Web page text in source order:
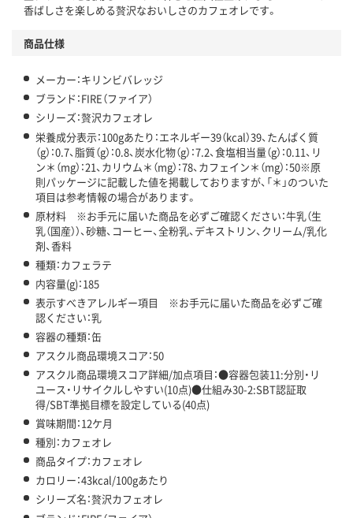
アスクル商品環境スコア詳細／加点項目
」で確認できます。
香ばしさを楽しめる贅沢なおいしさのカフェオレです。
商品仕様
メーカー：キリンビバレッジ
ブランド：FIRE（ファイア）
シリーズ：贅沢カフェオレ
栄養成分表示：100gあたり：エネルギー39（kcal）39、たんぱく質
（g）：0.7、脂質（g）：0.8、炭水化物（g）：7.2、食塩相当量（g）：0.11、リ
ン＊（mg）：21、カリウム＊（mg）：78、カフェイン＊（mg）：50※原
則パッケージに記載した値を掲載しておりますが、「＊」のついた
項目は参考情報の場合があります。
原材料 ※お手元に届いた商品を必ずご確認ください：牛乳（生
乳（国産））、砂糖、コーヒー、全粉乳、デキストリン、クリーム/乳化
剤、香料
種類：カフェラテ
内容量(g)：185
表示すべきアレルギー項目 ※お手元に届いた商品を必ずご確
認ください：乳
容器の種類：缶
アスクル商品環境スコア：50
アスクル商品環境スコア詳細/加点項目：●容器包装11:分別・リ
ユース・リサイクルしやすい(10点)●仕組み30-2:SBT認証取
得/SBT準拠目標を設定している(40点)
賞味期間：12ケ月
種別：カフェオレ
商品タイプ：カフェオレ
カロリー：43kcal/100gあたり
シリーズ名：贅沢カフェオレ